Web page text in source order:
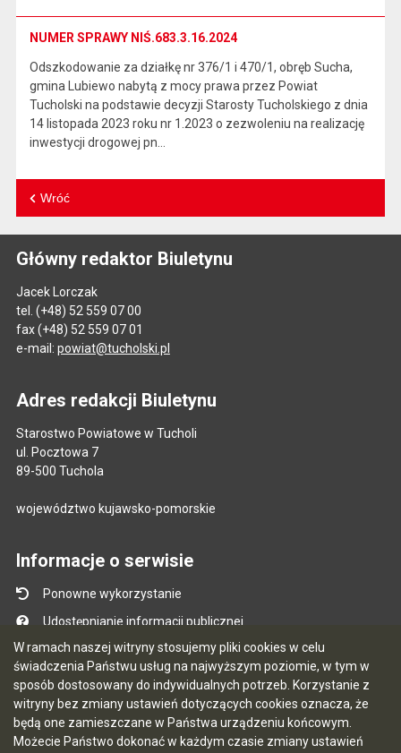
W ramach naszej witryny stosujemy pliki cookies w celu
świadczenia Państwu usług na najwyższym poziomie, w tym w
sposób dostosowany do indywidualnych potrzeb. Korzystanie z
witryny bez zmiany ustawień dotyczących cookies oznacza, że
będą one zamieszczane w Państwa urządzeniu końcowym.
Możecie Państwo dokonać w każdym czasie zmiany ustawień
NUMER SPRAWY NIŚ.683.3.16.2024
Odszkodowanie za działkę nr 376/1 i 470/1, obręb Sucha,
gmina Lubiewo nabytą z mocy prawa przez Powiat
Tucholski na podstawie decyzji Starosty Tucholskiego z dnia
14 listopada 2023 roku nr 1.2023 o zezwoleniu na realizację
inwestycji drogowej pn…
Wróć
Główny redaktor Biuletynu
Jacek Lorczak
tel. (+48) 52 559 07 00
fax (+48) 52 559 07 01
e-mail: powiat@tucholski.pl
Adres redakcji Biuletynu
Starostwo Powiatowe w Tucholi
ul. Pocztowa 7
89-500 Tuchola
województwo kujawsko-pomorskie
Informacje o serwisie
Ponowne wykorzystanie
Udostępnianie informacji publicznej
Mapa serwisu
Instrukcja obsługi
Statystyki oglądalności